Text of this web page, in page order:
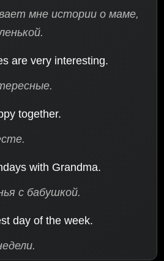
мне истории о маме,
are very interesting.
together.
with Grandma.
с бабушкой.
day of the week.